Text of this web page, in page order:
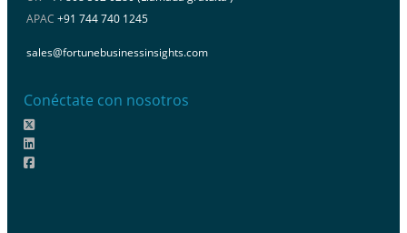
APAC +91 744 740 1245
sales@fortunebusinessinsights.com
Conéctate con nosotros